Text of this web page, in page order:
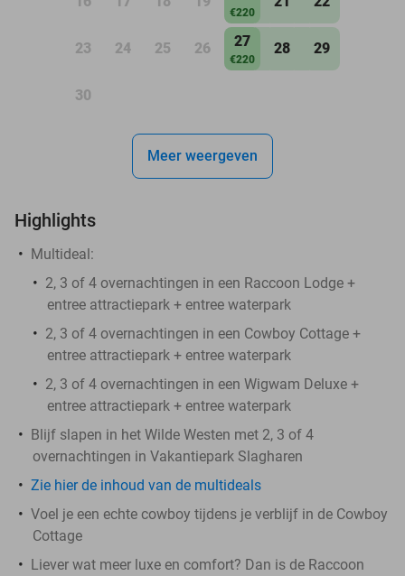
€220
23 24 25 26 27
€220
28 29
30
Meer weergeven
Highlights
Multideal:
2, 3 of 4 overnachtingen in een Raccoon Lodge +
entree attractiepark + entree waterpark
2, 3 of 4 overnachtingen in een Cowboy Cottage +
entree attractiepark + entree waterpark
2, 3 of 4 overnachtingen in een Wigwam Deluxe +
entree attractiepark + entree waterpark
Blijf slapen in het Wilde Westen met 2, 3 of 4
overnachtingen in Vakantiepark Slagharen
Zie hier de inhoud van de multideals
Voel je een echte cowboy tijdens je verblijf in de Cowboy
Cottage
Liever wat meer luxe en comfort? Dan is de Raccoon